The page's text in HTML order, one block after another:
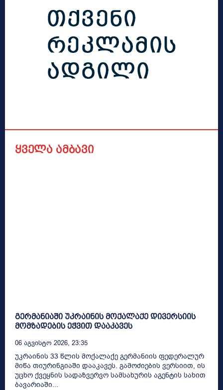
ყველა ამბავი
გერმანიაში უკრაინის მოქალაქე დივერსიის
მომზადების ეჭვით დააკავეს
06 Აგვისტო 2026, 23:35
უკრაინის 33 წლის მოქალაქე გერმანიის ფედერალურ
მიწა თიურინგიაში დააკავეს. გამოძიების ვერსიით, ის
უცხო ქვეყნის სადაზვერვო სამსახურის აგენტის სახით
ბავარიაში...